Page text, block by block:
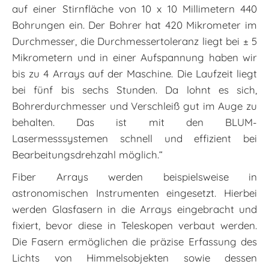
auf einer Stirnfläche von 10 x 10 Millimetern 440
Bohrungen ein. Der Bohrer hat 420 Mikrometer im
Durchmesser, die Durchmessertoleranz liegt bei ± 5
Mikrometern und in einer Aufspannung haben wir
bis zu 4 Arrays auf der Maschine. Die Laufzeit liegt
bei fünf bis sechs Stunden. Da lohnt es sich,
Bohrerdurchmesser und Verschleiß gut im Auge zu
behalten. Das ist mit den BLUM-
Lasermesssystemen schnell und effizient bei
Bearbeitungsdrehzahl möglich.“
Fiber Arrays werden beispielsweise in
astronomischen Instrumenten eingesetzt. Hierbei
werden Glasfasern in die Arrays eingebracht und
fixiert, bevor diese in Teleskopen verbaut werden.
Die Fasern ermöglichen die präzise Erfassung des
Lichts von Himmelsobjekten sowie dessen